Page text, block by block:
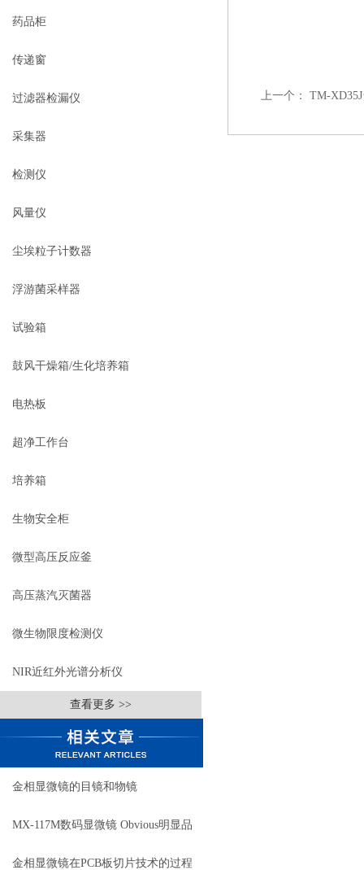
药品柜
传递窗
过滤器检漏仪
采集器
检测仪
风量仪
尘埃粒子计数器
浮游菌采样器
试验箱
鼓风干燥箱/生化培养箱
电热板
超净工作台
培养箱
生物安全柜
微型高压反应釜
高压蒸汽灭菌器
微生物限度检测仪
NIR近红外光谱分析仪
查看更多 >>
金相显微镜的目镜和物镜
MX-117M数码显微镜 Obvious明显品
牌值得推荐
金相显微镜在PCB板切片技术的过程
上一个： TM-